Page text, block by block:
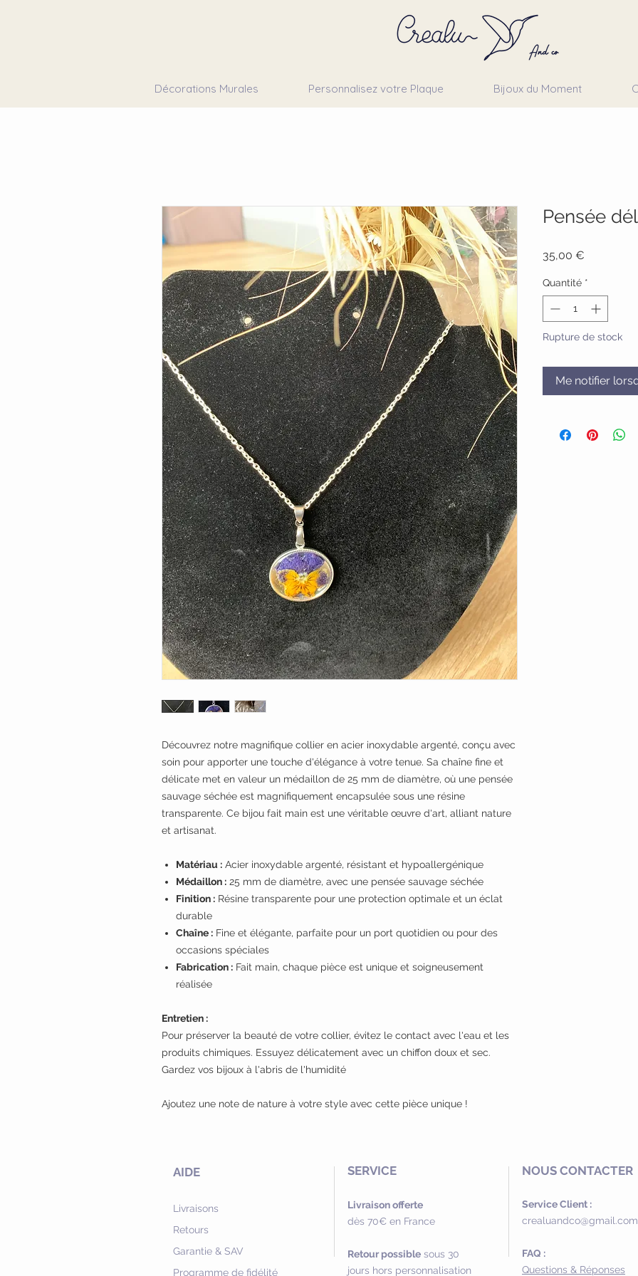
Décorations Murales Personnalisez votre Plaque Bijoux du Moment
Découvrez notre magnifique collier en acier inoxydable argenté, conçu avec
soin pour apporter une touche d'élégance à votre tenue. Sa chaîne fine et
délicate met en valeur un médaillon de 25 mm de diamètre, où une pensée
sauvage séchée est magnifiquement encapsulée sous une résine
transparente. Ce bijou fait main est une véritable œuvre d'art, alliant nature
et artisanat.
Matériau : Acier inoxydable argenté, résistant et hypoallergénique
Médaillon : 25 mm de diamètre, avec une pensée sauvage séchée
Finition : Résine transparente pour une protection optimale et un éclat
durable
Chaîne : Fine et élégante, parfaite pour un port quotidien ou pour des
occasions spéciales
Fabrication : Fait main, chaque pièce est unique et soigneusement
réalisée
Entretien :
Pour préserver la beauté de votre collier, évitez le contact avec l'eau et les
produits chimiques. Essuyez délicatement avec un chiffon doux et sec.
Gardez vos bijoux à l'abris de l'humidité
Ajoutez une note de nature à votre style avec cette pièce unique !
Pensée
35,00 €
Quantité *
Rupture de stock
Me notifier
AIDE
Livraisons
Retours
Garantie & SAV
Programme de fidélité
SERVICE
Livraison offerte
dès 70€ en France
Retour possible sous 30
jours hors personnalisation
NOUS CONTACTER
Service Client :
crealuandco@gmail.com
FAQ :
Questions & Réponses